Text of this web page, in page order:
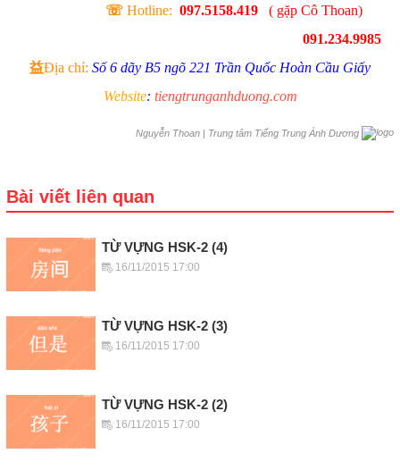
☏ Hotline: 097.5158.419 ( gặp Cô Thoan)
091.234.9985
益Địa chỉ: Số 6 dãy B5 ngõ 221 Trần Quốc Hoàn Cầu Giấy
Website: tiengtrunganhduong.com
Nguyễn Thoan Trung tâm Tiếng Trung Ánh Dương
Bài viết liên quan
TỪ VỰNG HSK-2 (4)
16/11/2015 17:00
TỪ VỰNG HSK-2 (3)
16/11/2015 17:00
TỪ VỰNG HSK-2 (2)
16/11/2015 17:00